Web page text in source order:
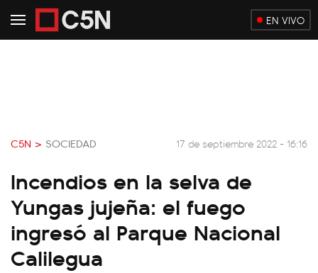
EN VIVO
C5N > SOCIEDAD 17 de septiembre 2022 - 16:16
Incendios en la selva de
Yungas jujeña: el fuego
ingresó al Parque Nacional
Calilegua